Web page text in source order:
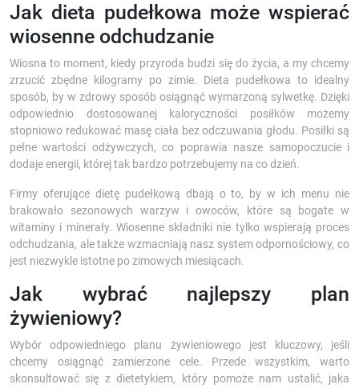
Jak dieta pudełkowa może wspierać
wiosenne odchudzanie
Wiosna to moment, kiedy przyroda budzi się do życia, a my chcemy
zrzucić zbędne kilogramy po zimie. Dieta pudełkowa to idealny
sposób, by w zdrowy sposób osiągnąć wymarzoną sylwetkę. Dzięki
odpowiednio dostosowanej kaloryczności posiłków możemy
stopniowo redukować masę ciała bez odczuwania głodu. Posiłki są
pełne wartości odżywczych, co poprawia nasze samopoczucie i
dodaje energii, której tak bardzo potrzebujemy na co dzień.
Firmy oferujące dietę pudełkową dbają o to, by w ich menu nie
brakowało sezonowych warzyw i owoców, które są bogate w
witaminy i minerały. Wiosenne składniki nie tylko wspierają proces
odchudzania, ale także wzmacniają nasz system odpornościowy, co
jest niezwykle istotne po zimowych miesiącach.
Jak wybrać najlepszy plan
żywieniowy?
Wybór odpowiedniego planu żywieniowego jest kluczowy, jeśli
chcemy osiągnąć zamierzone cele. Przede wszystkim, warto
skonsultować się z dietetykiem, który pomoże nam ustalić, jaka